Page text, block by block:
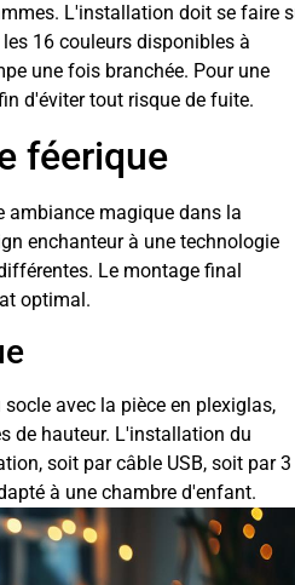
L'installation doit se faire
16 couleurs disponibles à
une fois branchée. Pour une
d'éviter tout risque de fuite.
féerique
ambiance magique dans la
enchanteur à une technologie
Le montage final
optimal.
avec la pièce en plexiglas,
de hauteur. L'installation du
soit par câble USB, soit par 3
à une chambre d'enfant.